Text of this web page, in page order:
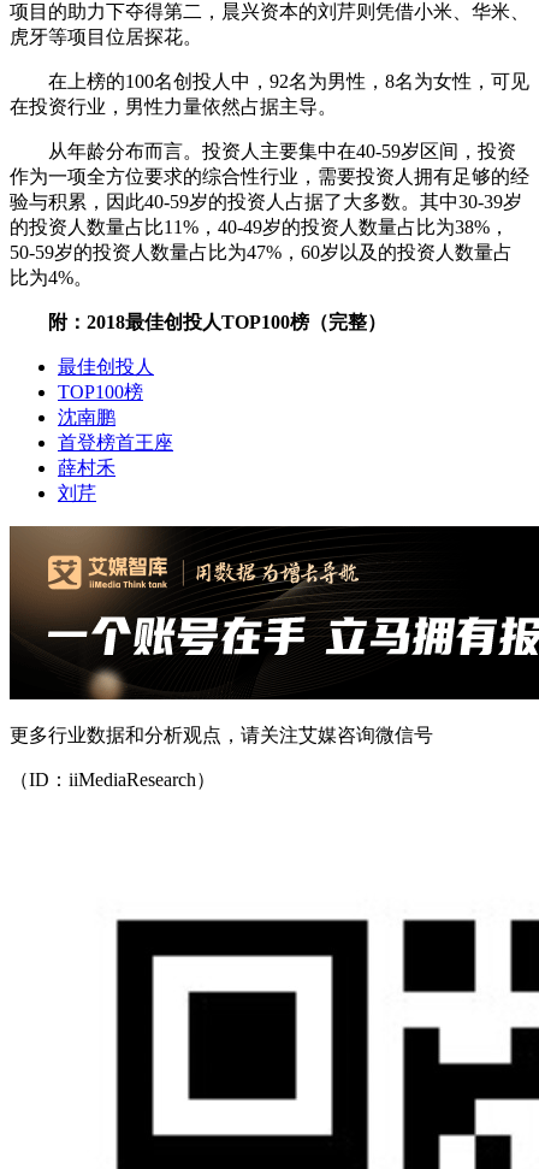
项目的助力下夺得第二，晨兴资本的刘芹则凭借小米、华米、
虎牙等项目位居探花。
在上榜的100名创投人中，92名为男性，8名为女性，可见
在投资行业，男性力量依然占据主导。
从年龄分布而言。投资人主要集中在40-59岁区间，投资
作为一项全方位要求的综合性行业，需要投资人拥有足够的经
验与积累，因此40-59岁的投资人占据了大多数。其中30-39岁
的投资人数量占比11%，40-49岁的投资人数量占比为38%，
50-59岁的投资人数量占比为47%，60岁以及的投资人数量占
比为4%。
附：2018最佳创投人TOP100榜（完整）
最佳创投人
TOP100榜
沈南鹏
首登榜首王座
薛村禾
刘芹
更多行业数据和分析观点，请关注艾媒咨询微信号
（ID：iiMediaResearch）